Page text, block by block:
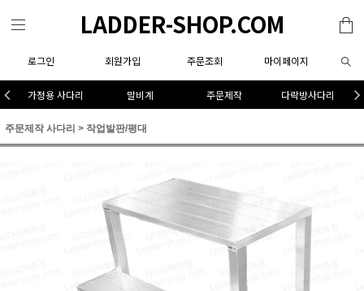
LADDER-SHOP.COM
로그인 회원가입 주문조회 마이페이지
가정용 사다리 말비계 주문제작 다락방사다리
주문제작 사다리 > 작업발판/평대